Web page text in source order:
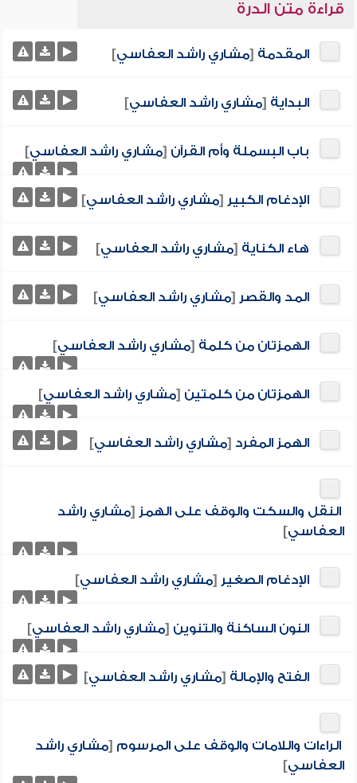
قراءة متن الدرة
المقدمة [مشاري راشد العفاسي]
البداية [مشاري راشد العفاسي]
باب البسملة وأم القرآن [مشاري راشد العفاسي]
الإدغام الكبير [مشاري راشد العفاسي]
هاء الكناية [مشاري راشد العفاسي]
المد والقصر [مشاري راشد العفاسي]
الهمزتان من كلمة [مشاري راشد العفاسي]
الهمزتان من كلمتين [مشاري راشد العفاسي]
الهمز المفرد [مشاري راشد العفاسي]
النقل والسكت والوقف على الهمز [مشاري راشد
العفاسي]
الإدغام الصغير [مشاري راشد العفاسي]
النون الساكنة والتنوين [مشاري راشد العفاسي]
الفتح والإمالة [مشاري راشد العفاسي]
الراءات واللامات والوقف على المرسوم [مشاري راشد
العفاسي]